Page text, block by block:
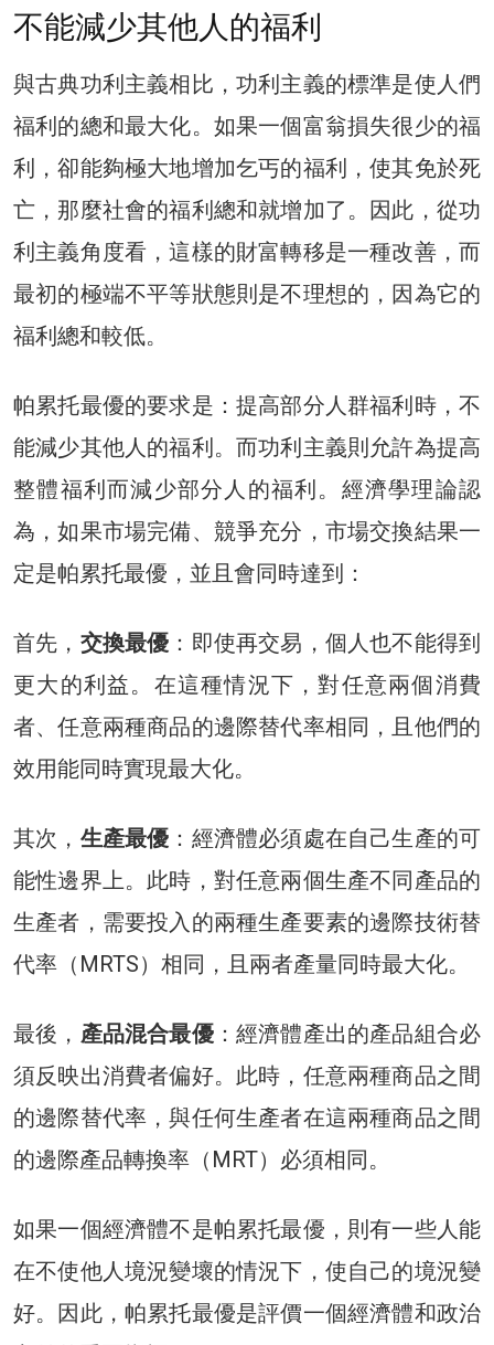
不能減少其他人的福利
與古典功利主義相比，功利主義的標準是使人們
福利的總和最大化。如果一個富翁損失很少的福
利，卻能夠極大地增加乞丐的福利，使其免於死
亡，那麼社會的福利總和就增加了。因此，從功
利主義角度看，這樣的財富轉移是一種改善，而
最初的極端不平等狀態則是不理想的，因為它的
福利總和較低。
帕累托最優的要求是：提高部分人群福利時，不
能減少其他人的福利。而功利主義則允許為提高
整體福利而減少部分人的福利。經濟學理論認
為，如果市場完備、競爭充分，市場交換結果一
定是帕累托最優，並且會同時達到：
首先， 交換最優 ：即使再交易，個人也不能得到
更大的利益。在這種情況下，對任意兩個消費
者、任意兩種商品的邊際替代率相同，且他們的
效用能同時實現最大化。
其次， 生產最優 ：經濟體必須處在自己生產的可
能性邊界上。此時，對任意兩個生產不同產品的
生產者，需要投入的兩種生產要素的邊際技術替
代率（MRTS）相同，且兩者產量同時最大化。
最後， 產品混合最優：經濟體產出的產品組合必
須反映出消費者偏好。此時，任意兩種商品之間
的邊際替代率，與任何生產者在這兩種商品之間
的邊際產品轉換率（MRT）必須相同。
如果一個經濟體不是帕累托最優，則有一些人能
在不使他人境況變壞的情況下，使自己的境況變
好。因此，帕累托最優是評價一個經濟體和政治